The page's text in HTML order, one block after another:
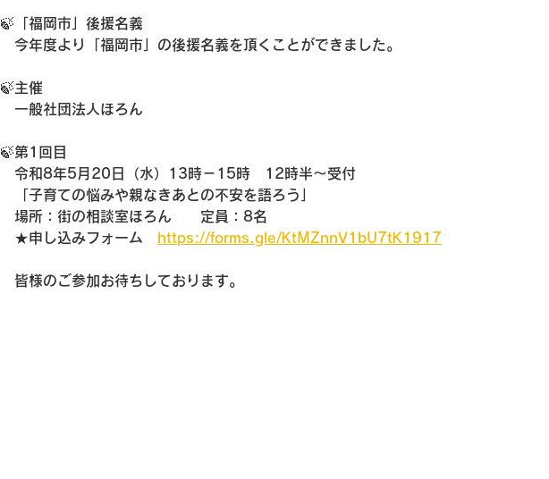
🍃「福岡市」後援名義
今年度より「福岡市」の後援名義を頂くことができました。
🍃主催
一般社団法人ほろん
🍃第1回目
令和8年5月20日（水）13時－15時　12時半～受付
「子育ての悩みや親なきあとの不安を語ろう」
場所：街の相談室ほろん　　定員：8名
★申し込みフォーム
https://forms.gle/KtMZnnV1bU7tK1917
皆様のご参加お待ちしております。